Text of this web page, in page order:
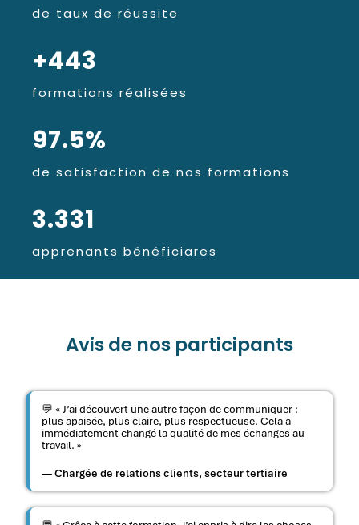
de taux de réussite
formations réalisées
+443
de satisfaction de nos formations
97.5%
apprenants bénéficiares
3.331
Avis de nos participants
💬 « J’ai découvert une autre façon de communiquer :
plus apaisée, plus claire, plus respectueuse. Cela a
immédiatement changé la qualité de mes échanges au
travail. »
— Chargée de relations clients, secteur tertiaire